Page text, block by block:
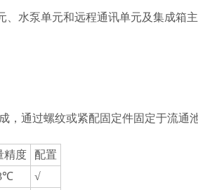
水泵单元和远程通讯单元及集成箱主
，通过螺纹或紧配固定件固定于流通
精度
配置
√